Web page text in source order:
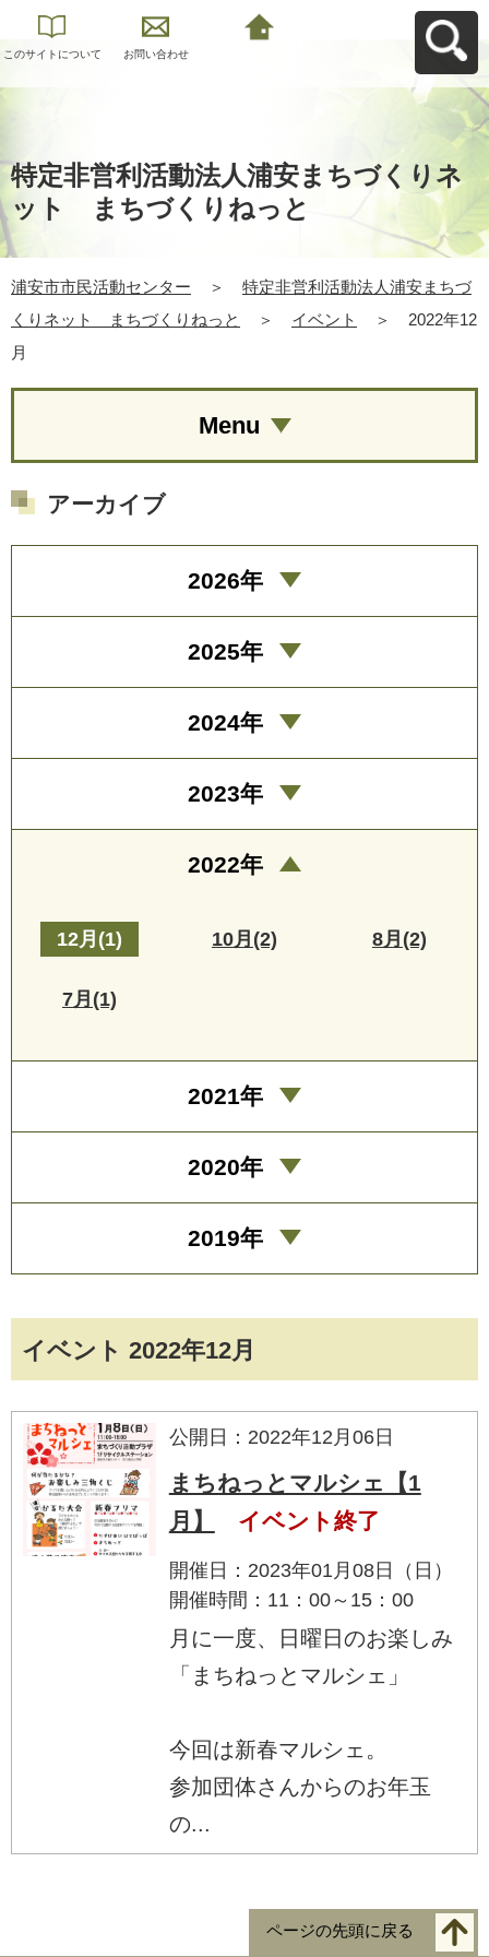
このサイトについて お問い合わせ
特定非営利活動法人浦安まちづくりネ
ット まちづくりねっと
浦安市市民活動センター ＞
特定非営利活動法人浦安まちづ
くりネット まちづくりねっと
＞ イベント ＞
2022年12
月
イベント 2022年12月
公開日：2022年12月06日
まちねっとマルシェ【1
月】
イベント終了
開催日：2023年01月08日（日）
開催時間：11：00～15：00
月に一度、日曜日のお楽しみ
「まちねっとマルシェ」
今回は新春マルシェ。
参加団体さんからのお年玉
の...
Menu
アーカイブ
2026年
2025年
2024年
2023年
2022年
12月(1) 10月(2) 8月(2)
7月(1)
2021年
2020年
2019年
ページの先頭に戻る